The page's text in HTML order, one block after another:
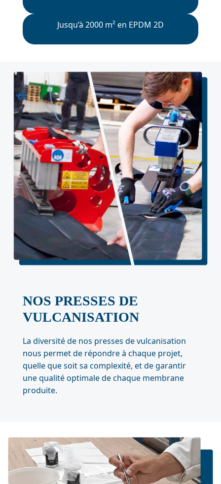
Jusqu’à 2000 m² en EPDM 2D
NOS PRESSES DE
VULCANISATION
La diversité de nos presses de vulcanisation
nous permet de répondre à chaque projet,
quelle que soit sa complexité, et de garantir
une qualité optimale de chaque membrane
produite.